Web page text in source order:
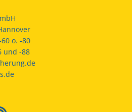
o. -80
und -88